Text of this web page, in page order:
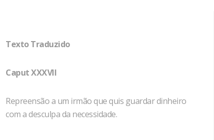
Texto Traduzido
Caput XXXVII
Repreensão a um irmão que quis guardar dinheiro
com a desculpa da necessidade.